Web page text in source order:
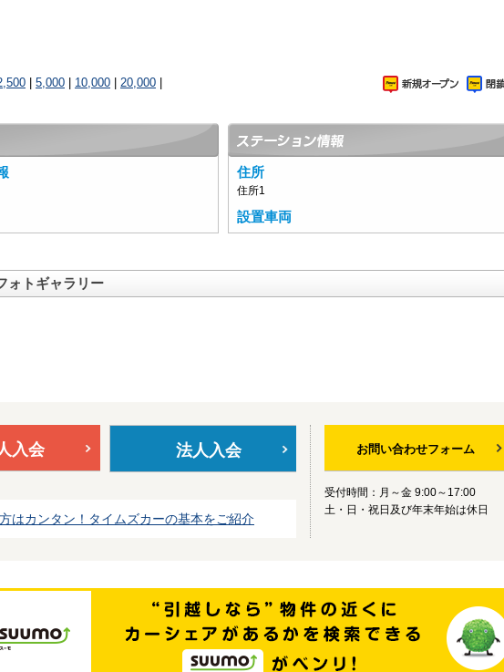
5,000 10,000 20,000
住所
住所1
設置車両
ォトギャラリー
入会 法人入会
はカンタン！タイムズカーの基本をご紹介
お問い合わせフォーム
受付時間：月～金 9:00～17:00
土・日・祝日及び年末年始は休日